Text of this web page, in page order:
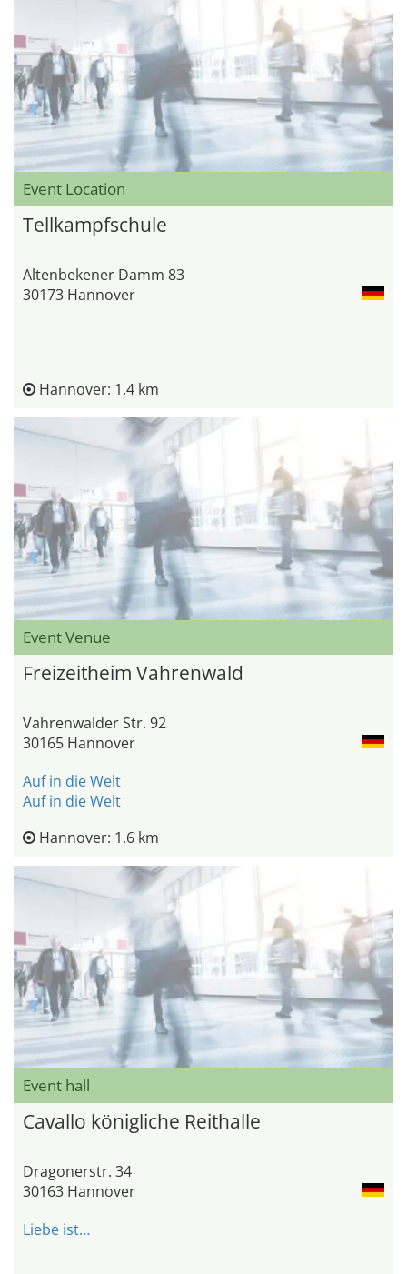
Event Location
Tellkampfschule
Altenbekener Damm 83
30173 Hannover
Hannover: 1.4 km
Event Venue
Freizeitheim Vahrenwald
Vahrenwalder Str. 92
30165 Hannover
Auf in die Welt
Auf in die Welt
Hannover: 1.6 km
Event hall
Cavallo königliche Reithalle
Dragonerstr. 34
30163 Hannover
Liebe ist…